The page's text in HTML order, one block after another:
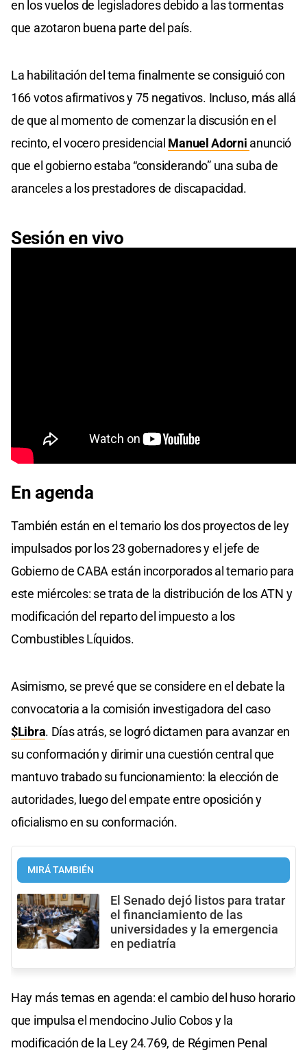
en los vuelos de legisladores debido a las tormentas
que azotaron buena parte del país.
La habilitación del tema finalmente se consiguió con
166 votos afirmativos y 75 negativos. Incluso, más allá
de que al momento de comenzar la discusión en el
recinto, el vocero presidencial Manuel Adorni anunció
que el gobierno estaba “considerando” una suba de
aranceles a los prestadores de discapacidad.
Sesión en vivo
En agenda
También están en el temario los dos proyectos de ley
impulsados por los 23 gobernadores y el jefe de
Gobierno de CABA están incorporados al temario para
este miércoles: se trata de la distribución de los ATN y
modificación del reparto del impuesto a los
Combustibles Líquidos.
Asimismo, se prevé que se considere en el debate la
convocatoria a la comisión investigadora del caso
$Libra. Días atrás, se logró dictamen para avanzar en
su conformación y dirimir una cuestión central que
mantuvo trabado su funcionamiento: la elección de
autoridades, luego del empate entre oposición y
oficialismo en su conformación.
MIRÁ TAMBIÉN
El Senado dejó listos para tratar
el financiamiento de las
universidades y la emergencia
en pediatría
Hay más temas en agenda: el cambio del huso horario
que impulsa el mendocino Julio Cobos y la
modificación de la Ley 24.769, de Régimen Penal